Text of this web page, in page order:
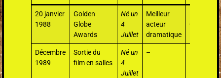
20 janvier
1988
Golden
Globe
Awards
Né un
4
Juillet
Meilleur
acteur
dramatique
Gagnant
Décembre
1989
Sortie du
film en salles
Né un
4
Juillet
–